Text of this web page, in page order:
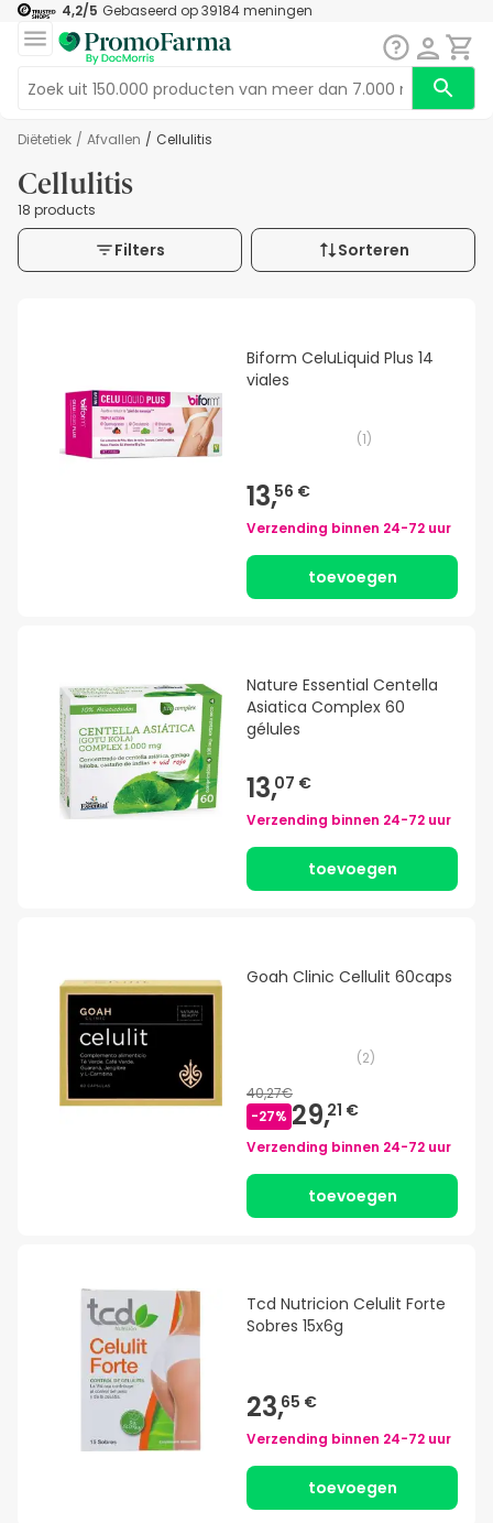
4,2/5 Gebaseerd op39184meningen
Diëtetiek / Afvallen / Cellulitis
Cellulitis
18 products
Filters Sorteren
Biform CeluLiquid Plus 14
viales
(1)
13,56 €
Verzending binnen 24-72 uur
toevoegen
Nature Essential Centella
Asiatica Complex 60
gélules
13,07 €
Verzending binnen 24-72 uur
toevoegen
Goah Clinic Cellulit 60caps
(2)
40,27€
-27% 29,21 €
Verzending binnen 24-72 uur
toevoegen
Tcd Nutricion Celulit Forte
Sobres 15x6g
23,65 €
Verzending binnen 24-72 uur
toevoegen